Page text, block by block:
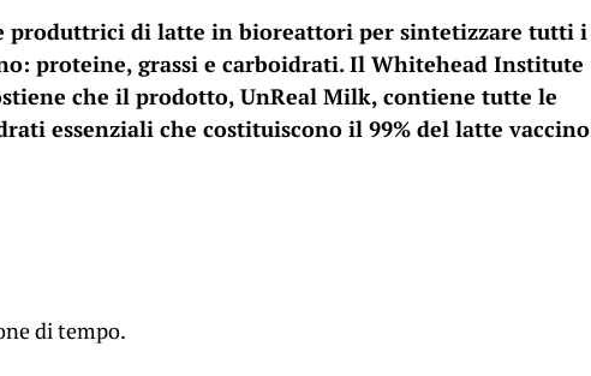
produttrici di latte in bioreattori per sintetizzare tutti i
proteine, grassi e carboidrati. Il Whitehead Institute
che il prodotto, UnReal Milk, contiene tutte le
essenziali che costituiscono il 99% del latte vaccino
di tempo.